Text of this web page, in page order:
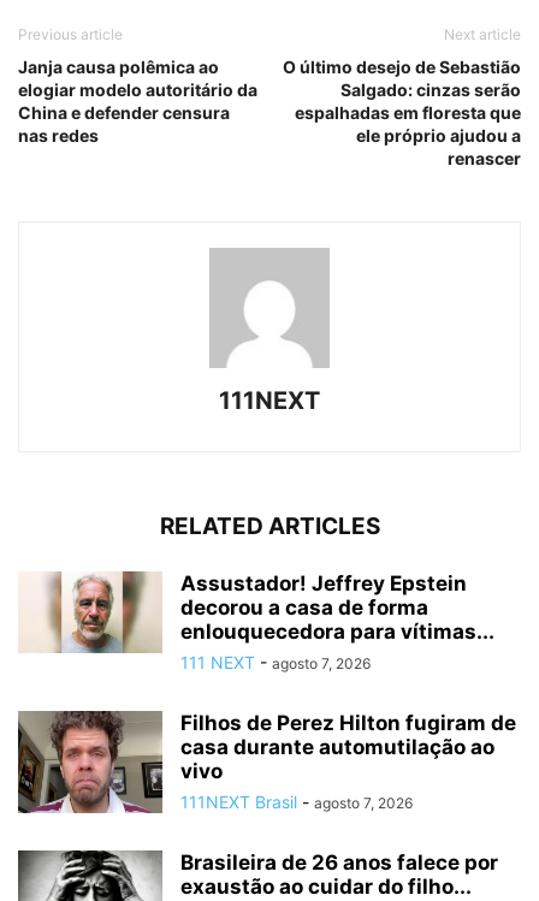
Previous article
Janja causa polêmica ao
elogiar modelo autoritário da
China e defender censura
nas redes
Next article
O último desejo de Sebastião
Salgado: cinzas serão
espalhadas em floresta que
ele próprio ajudou a
renascer
111NEXT
RELATED ARTICLES
Assustador! Jeffrey Epstein
decorou a casa de forma
enlouquecedora para vítimas...
111 NEXT - agosto 7, 2026
Filhos de Perez Hilton fugiram de
casa durante automutilação ao
vivo
111NEXT Brasil - agosto 7, 2026
Brasileira de 26 anos falece por
exaustão ao cuidar do filho...